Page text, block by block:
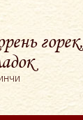
горек,